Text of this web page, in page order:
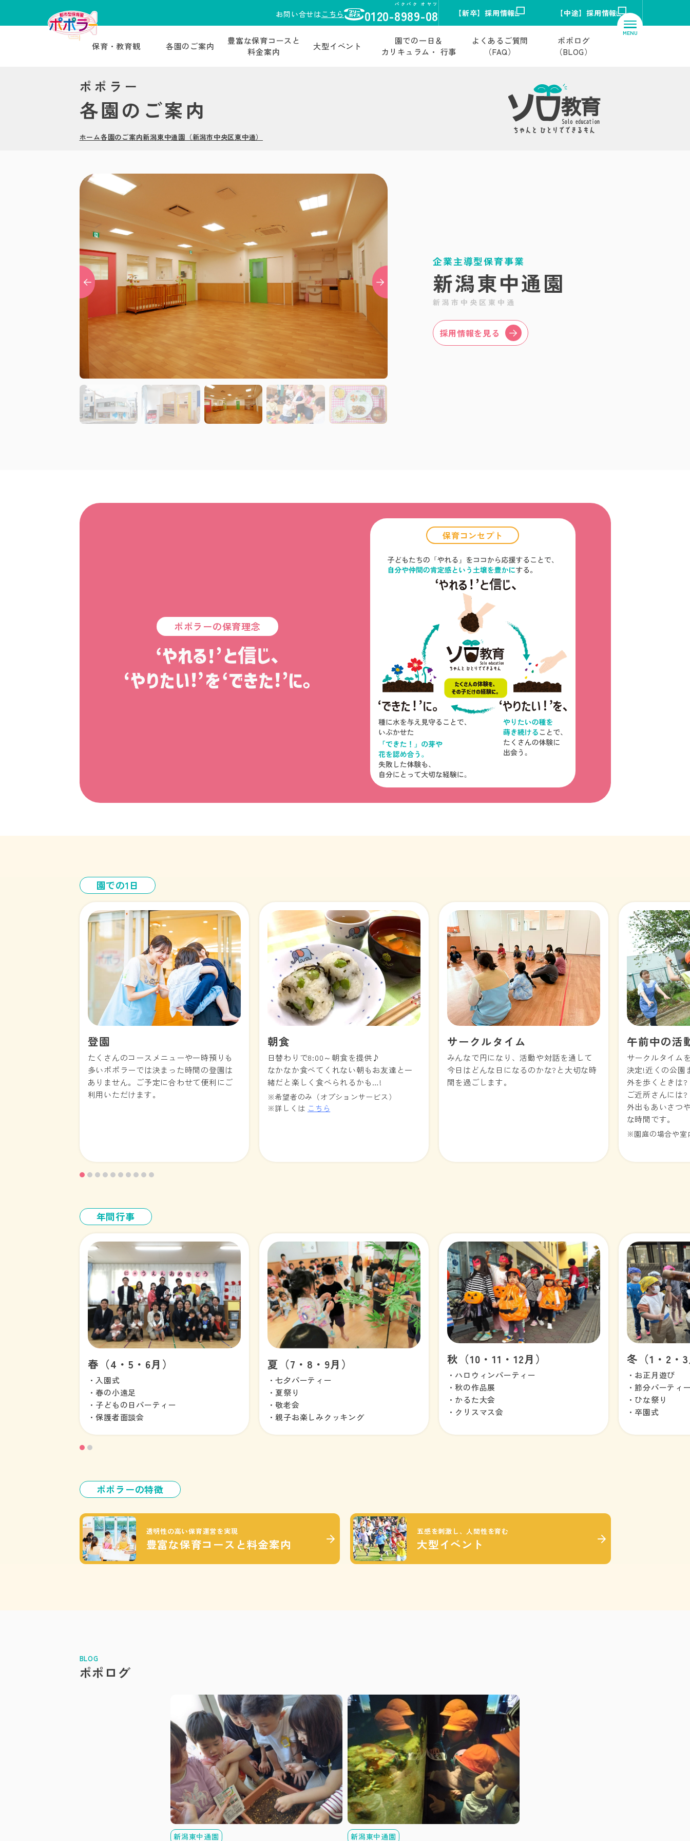
お問い合せはこちら 0120-8989-08
パクパク オヤツ
【新卒】採用情報 【中途】採用情報
保育・教育観 各園のご案内
豊富な保育コースと
料金案内
大型イベント
園での一日＆
カリキュラム・ 行事
よくあるご質問
（FAQ）
ポポログ
（BLOG）
ポポラー
各園のご案内
ホーム各園のご案内新潟東中通園（新潟市中央区東中通）
企業主導型保育事業
新潟東中通園
新潟市中央区東中通
採用情報を見る
ポポラーの保育理念
保育コンセプト
園での1日
登園
たくさんのコースメニューや一時預りも
多いポポラーでは決まった時間の登園は
ありません。ご予定に合わせて便利にご
利用いただけます。
朝食
日替わりで8:00～朝食を提供♪
なかなか食べてくれない朝もお友達と一
緒だと楽しく食べられるかも…!
※希望者のみ（オプションサービス）
※詳しくは こちら
サークルタイム
みんなで円になり、活動や対話を通して
今日はどんな日になるのかな?と大切な時
間を過ごします。
午前中の活
サークルタイム
決定!近くの公
外を歩くときは
ご近所さんには
外出もあいさつ
な時間です。
※園庭の場合や室
年間行事
春（4・5・6月）
・入園式
・春の小遠足
・子どもの日パーティー
・保護者面談会
夏（7・8・9月）
・七夕パーティー
・夏祭り
・敬老会
・親子お楽しみクッキング
秋（10・11・12月）
・ハロウィンパーティー
・秋の作品展
・かるた大会
・クリスマス会
冬（1・2・
・お正月遊び
・節分パーティ
・ひな祭り
・卒園式
ポポラーの特徴
透明性の高い保育運営を実現
豊富な保育コースと料金案内
五感を刺激し、人間性を育む
大型イベント
BLOG
ポポログ
新潟東中通園 新潟東中通園